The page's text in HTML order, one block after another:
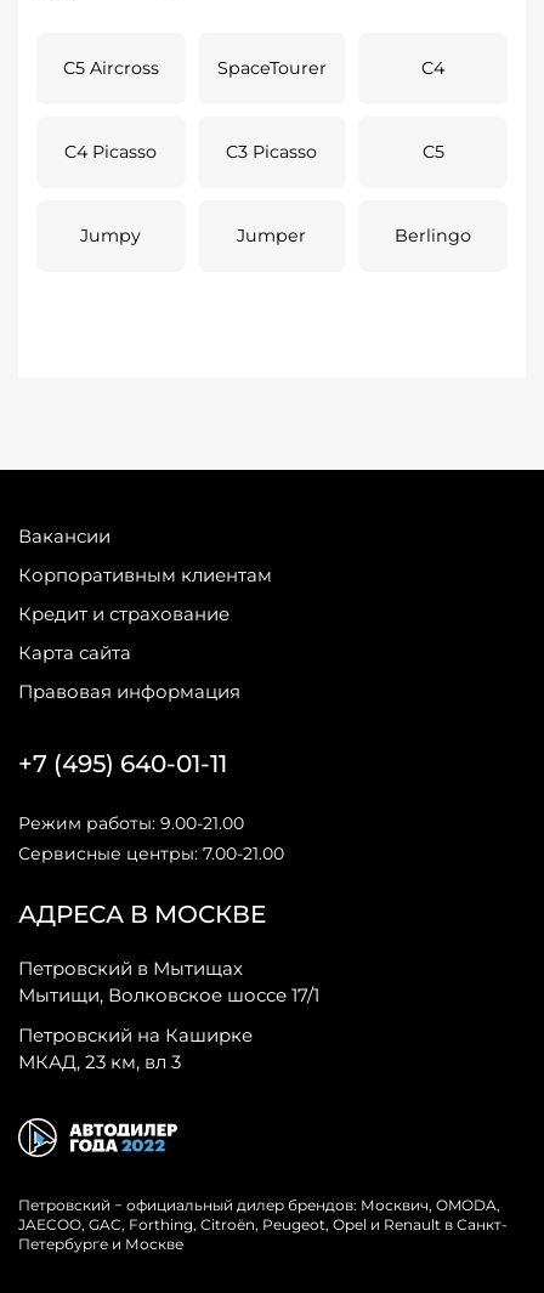
C5 Aircross SpaceTourer C4
C4 Picasso C3 Picasso C5
Jumpy Jumper Berlingo
Вакансии
Корпоративным клиентам
Кредит и страхование
Карта сайта
Правовая информация
АДРЕСА В МОСКВЕ
Петровский в Мытищах
Мытищи, Волковское шоссе 17/1
Петровский на Каширке
МКАД, 23 км, вл 3
+7 (495) 640-01-11
Режим работы: 9.00-21.00
Сервисные центры: 7.00-21.00
Петровский − официальный дилер брендов: Москвич, OMODA,
JAECOO, GAC, Forthing, Citroёn, Peugeot, Opel и Renault в Санкт-
Петербурге и Москве